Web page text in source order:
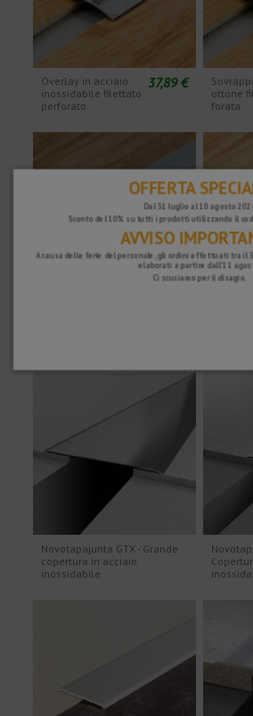
Overlay in acciaio
inossidabile filettato
perforato
37,89 €
ottone
forata
Novotapajunta GTX - Grande
copertura in acciaio
inossidabile
OFFERTA
Dal 31 luglio al 10 agosto
Sconto del 10% su tutti i prodotti utilizzando il
AVVISO
A causa delle ferie del personale, gli ordini effettuati tra il
elaborati a partire dall'11
Ci scusiamo per il disagio.